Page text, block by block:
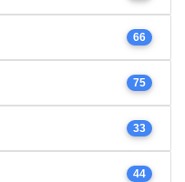
66
75
33
44